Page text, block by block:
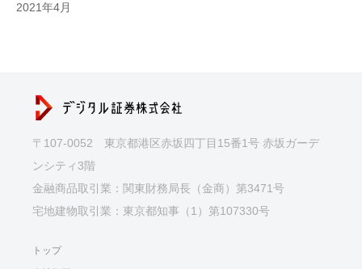
2021年4月
〒107-0052 東京都港区赤坂四丁目15番1号 赤坂ガーデ
ンシティ3階
金融商品取引業：関東財務局長（金商）第3471号
宅地建物取引業：東京都知事（1）第107330号
トップ